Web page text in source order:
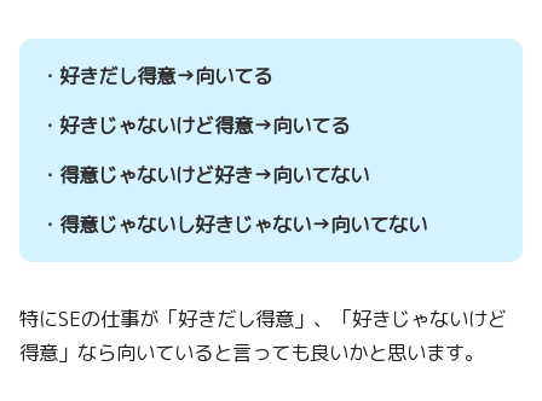
・好きだし得意→向いてる
・好きじゃないけど得意→向いてる
・得意じゃないけど好き→向いてない
・得意じゃないし好きじゃない→向いてない
特にSEの仕事が「好きだし得意」、「好きじゃないけど
得意」なら向いていると言っても良いかと思います。